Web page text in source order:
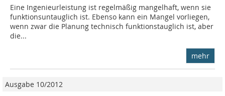
Eine Ingenieurleistung ist regelmäßig mangelhaft, wenn sie
funk­tions­untauglich ist. Ebenso kann ein Mangel vorliegen,
wenn zwar die Planung technisch funktionstauglich ist, aber
die...
mehr
Ausgabe 10/2012